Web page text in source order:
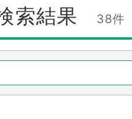
索結果 38件